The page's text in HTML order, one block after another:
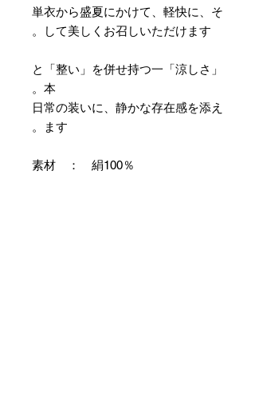
単衣から盛夏にかけて、軽快に、そ
して美しくお召しいただけます。
「涼しさ」と「整い」を併せ持つ一
本。
日常の装いに、静かな存在感を添え
ます。
素材 ： 絹100％